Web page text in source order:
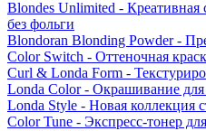
Blondes Unlimited - Креативная
без фольги
Blondoran Blonding Powder -
Color Switch - Оттеночная
Curl & Londa Form -
Londa Color - Окрашивание для
Londa Style - Новая коллекция
Color Tune - Экспресс-тонер